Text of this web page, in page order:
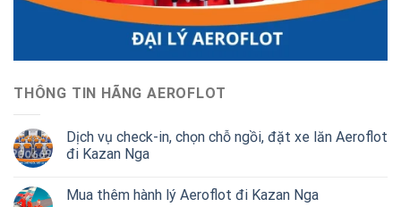
THÔNG TIN HÃNG AEROFLOT
Dịch vụ check-in, chọn chỗ ngồi, đặt xe lăn Aeroflot
đi Kazan Nga
Mua thêm hành lý Aeroflot đi Kazan Nga